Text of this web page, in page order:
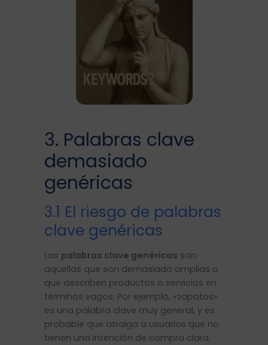
3. Palabras clave
demasiado
genéricas
3.1 El riesgo de palabras
clave genéricas
Las palabras clave genéricas son
aquellas que son demasiado amplias o
que describen productos o servicios en
términos vagos. Por ejemplo, «zapatos»
es una palabra clave muy general, y es
probable que atraiga a usuarios que no
tienen una intención de compra clara.